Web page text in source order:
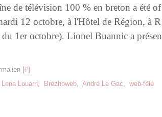
de télévision 100 % en breton a été of
12 octobre, à l'Hôtel de Région, à R
du 1er octobre). Lionel Buannic a présen
[#]
Lena Louarn, Brezhoweb, André Le Gac, web-télé